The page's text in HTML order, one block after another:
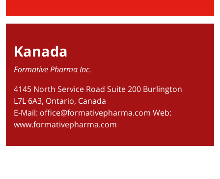
Kanada
Formative Pharma Inc.
4145 North Service Road Suite 200 Burlington
L7L 6A3, Ontario, Canada
E-Mail: office@formativepharma.com Web:
www.formativepharma.com